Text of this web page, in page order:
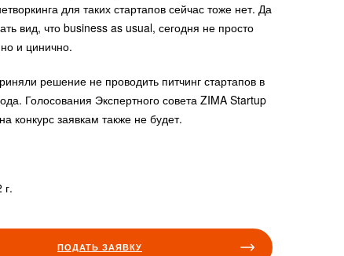
для таких стартапов сейчас тоже нет. Да
вид, что business as usual, сегодня не просто
и цинично.
решение не проводить питчинг стартапов в
Голосования Экспертного совета ZIMA Startup
конкурс заявкам также не будет.
г.
ПОДАТЬ ЗАЯВКУ